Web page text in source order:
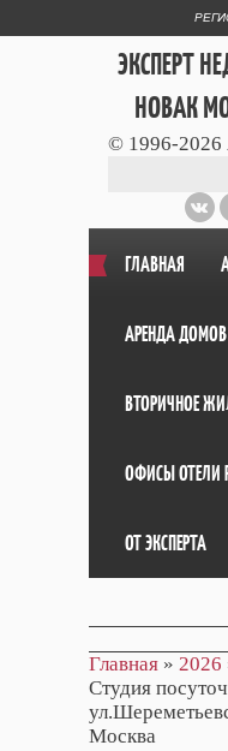
ЭКСПЕРТ
НОВАК
Публичный
© 1996-2026
ГЛАВНАЯ
АРЕНДА ДОМОВ
ВТОРИЧНОЕ
ОФИСЫ ОТЕЛИ
ОТ ЭКСПЕРТА
Главная » 2026
Студия
Москва